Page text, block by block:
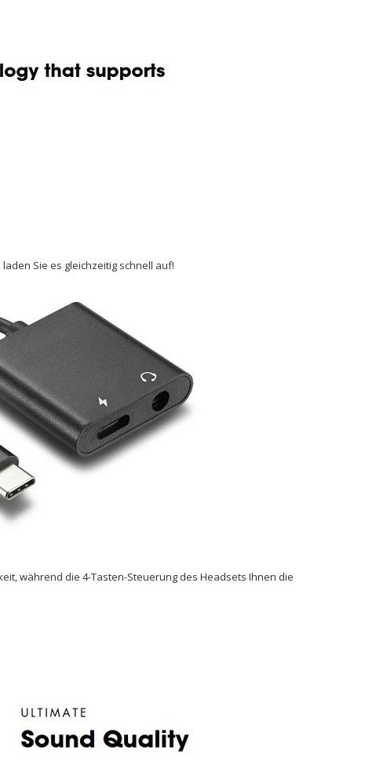
Sie es gleichzeitig schnell auf!
während die 4-Tasten-Steuerung des Headsets Ihnen die